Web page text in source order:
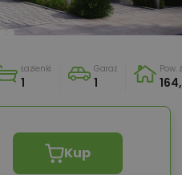
Łazienki
1
Garaż
1
Pow.
Kup